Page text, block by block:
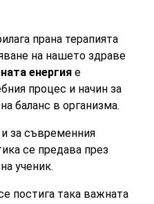
прана терапията
на нашето здраве
енергия е
процес и начин за
баланс в организма.
за съвременния
се предава през
ученик.
постига така важната